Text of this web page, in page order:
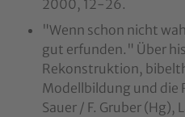
2000, 12-26.
"Wenn schon nicht
gut erfunden." Über
Rekonstruktion,
Modellbildung und die
Sauer / F. Gruber (Hg),